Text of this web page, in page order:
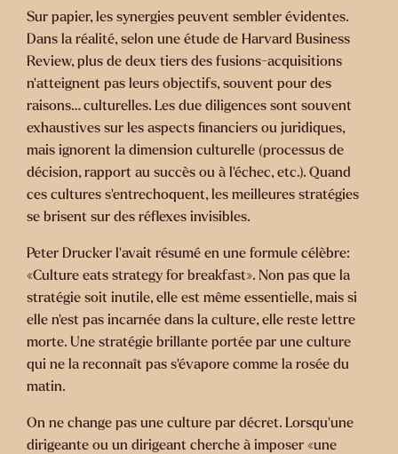
Sur papier, les synergies peuvent sembler évidentes.
Dans la réalité, selon une étude de Harvard Business
Review, plus de deux tiers des fusions-acquisitions
n’atteignent pas leurs objectifs, souvent pour des
raisons… culturelles. Les due diligences sont souvent
exhaustives sur les aspects financiers ou juridiques,
mais ignorent la dimension culturelle (processus de
décision, rapport au succès ou à l’échec, etc.). Quand
ces cultures s’entrechoquent, les meilleures stratégies
se brisent sur des réflexes invisibles.
Peter Drucker l’avait résumé en une formule célèbre:
«Culture eats strategy for breakfast». Non pas que la
stratégie soit inutile, elle est même essentielle, mais si
elle n’est pas incarnée dans la culture, elle reste lettre
morte. Une stratégie brillante portée par une culture
qui ne la reconnaît pas s’évapore comme la rosée du
matin.
On ne change pas une culture par décret. Lorsqu’une
dirigeante ou un dirigeant cherche à imposer «une